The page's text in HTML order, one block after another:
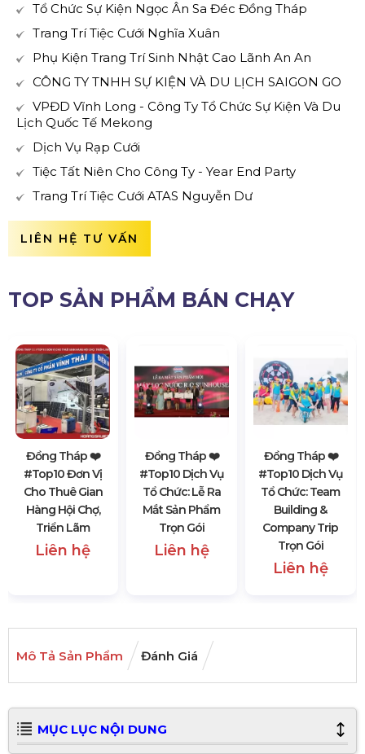
Tổ Chức Sự Kiện Ngọc Ân Sa Đéc Đồng Tháp
Trang Trí Tiệc Cưới Nghĩa Xuân
Phụ Kiện Trang Trí Sinh Nhật Cao Lãnh An An
CÔNG TY TNHH SỰ KIỆN VÀ DU LỊCH SAIGON GO
VPĐD Vĩnh Long - Công Ty Tổ Chức Sự Kiện Và Du
Lịch Quốc Tế Mekong
Dịch Vụ Rạp Cưới
Tiệc Tất Niên Cho Công Ty - Year End Party
Trang Trí Tiệc Cưới ATAS Nguyễn Dư
LIÊN HỆ TƯ VẤN
TOP SẢN PHẨM BÁN CHẠY
Đồng Tháp ❤️️
#top10 Đơn Vị
Cho Thuê Gian
Hàng Hội Chợ,
Triển Lãm
Liên hệ
Đồng Tháp ❤️️
#top10 Dịch Vụ
Tổ Chức: Lễ Ra
Mắt Sản Phẩm
Trọn Gói
Liên hệ
Đồng Tháp ❤️️
#top10 Dịch Vụ
Tổ Chức: Team
Building &
Company Trip
Trọn Gói
Liên hệ
Mô Tả Sản Phẩm Đánh Giá
MỤC LỤC NỘI DUNG